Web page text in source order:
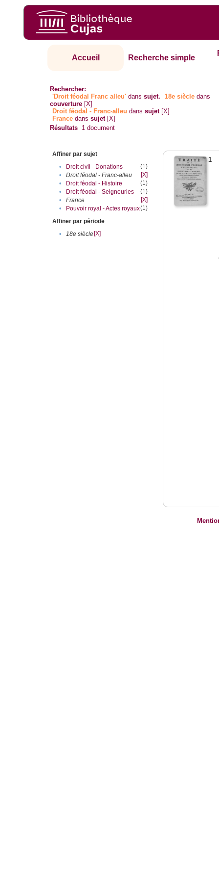
Accueil Recherche simple
Rechercher:
'Droit féodal Franc alleu' danssujet. 18e siècle dans
couverture [X]
Droit féodal - Franc-alleu‎ danssujet [X]
France danssujet [X]
Résultats 1 document
Affiner par sujet
•
Droit civil - Donations
(1)
•
Droit féodal - Franc-alleu‎
[X]
•
Droit féodal - Histoire
(1)
•
Droit féodal - Seigneuries
(1)
•
France
[X]
•
Pouvoir royal - Actes royaux(1)
Affiner par période
•
18e siècle[X]
1